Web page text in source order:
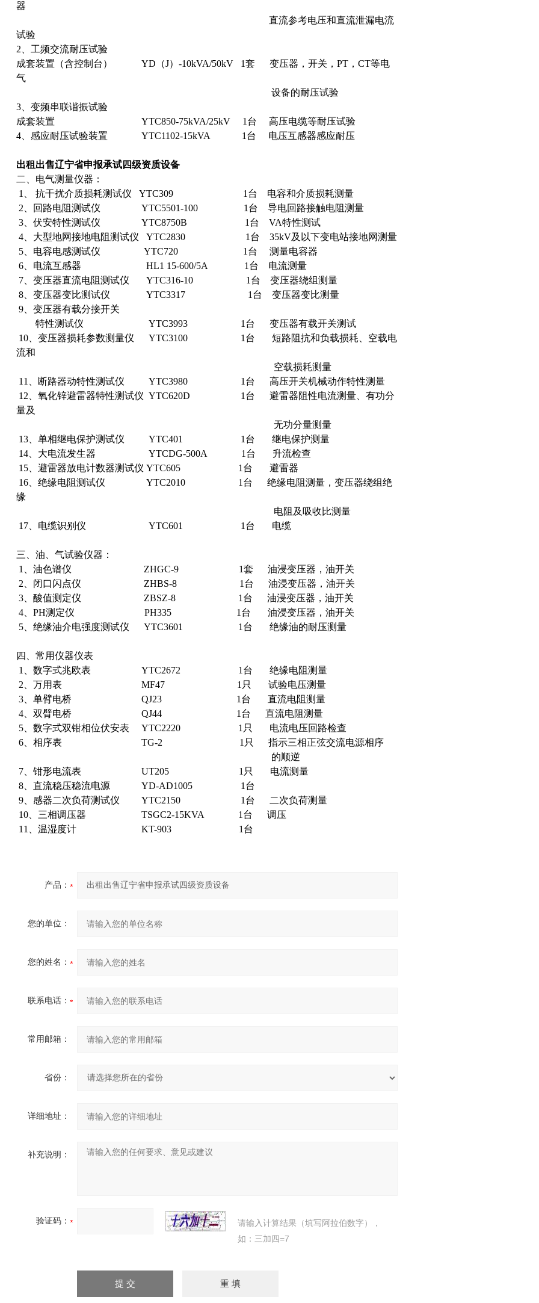
器
直流参考电压和直流泄漏电流
试验
2、工频交流耐压试验
成套装置（含控制台） YD（J）-10kVA/50kV 1套 变压器，开关，PT，CT等电
气
设备的耐压试验
3、变频串联谐振试验
成套装置 YTC850-75kVA/25kV 1台 高压电缆等耐压试验
4、感应耐压试验装置 YTC1102-15kVA 1台 电压互感器感应耐压
出租出售辽宁省申报承试四级资质设备
二、电气测量仪器：
1、 抗干扰介质损耗测试仪 YTC309 1台 电容和介质损耗测量
2、回路电阻测试仪 YTC5501-100 1台 导电回路接触电阻测量
3、伏安特性测试仪 YTC8750B 1台 VA特性测试
4、大型地网接地电阻测试仪 YTC2830 1台 35kV及以下变电站接地网测量
5、电容电感测试仪 YTC720 1台 测量电容器
6、电流互感器 HL1 15-600/5A 1台 电流测量
7、变压器直流电阻测试仪 YTC316-10 1台 变压器绕组测量
8、变压器变比测试仪 YTC3317 1台 变压器变比测量
9、变压器有载分接开关
特性测试仪 YTC3993 1台 变压器有载开关测试
10、变压器损耗参数测量仪 YTC3100 1台 短路阻抗和负载损耗、空载电
流和
空载损耗测量
11、断路器动特性测试仪 YTC3980 1台 高压开关机械动作特性测量
12、氧化锌避雷器特性测试仪 YTC620D 1台 避雷器阻性电流测量、有功分
量及
无功分量测量
13、单相继电保护测试仪 YTC401 1台 继电保护测量
14、大电流发生器 YTCDG-500A 1台 升流检查
15、避雷器放电计数器测试仪 YTC605 1台 避雷器
16、绝缘电阻测试仪 YTC2010 1台 绝缘电阻测量，变压器绕组绝
缘
电阻及吸收比测量
17、电缆识别仪 YTC601 1台 电缆
三、油、气试验仪器：
1、油色谱仪 ZHGC-9 1套 油浸变压器，油开关
2、闭口闪点仪 ZHBS-8 1台 油浸变压器，油开关
3、酸值测定仪 ZBSZ-8 1台 油浸变压器，油开关
4、PH测定仪 PH335 1台 油浸变压器，油开关
5、绝缘油介电强度测试仪 YTC3601 1台 绝缘油的耐压测量
四、常用仪器仪表
1、数字式兆欧表 YTC2672 1台 绝缘电阻测量
2、万用表 MF47 1只 试验电压测量
3、单臂电桥 QJ23 1台 直流电阻测量
4、双臂电桥 QJ44 1台 直流电阻测量
5、数字式双钳相位伏安表 YTC2220 1只 电流电压回路检查
6、相序表 TG-2 1只 指示三相正弦交流电源相序
的顺逆
7、钳形电流表 UT205 1只 电流测量
8、直流稳压稳流电源 YD-AD1005 1台
9、感器二次负荷测试仪 YTC2150 1台 二次负荷测量
10、三相调压器 TSGC2-15KVA 1台 调压
11、温湿度计 KT-903 1台
产品：
您的单位：
您的姓名：
联系电话：
常用邮箱：
省份：
详细地址：
补充说明：
验证码：
请输入计算结果（填写阿拉伯数字），
如：三加四=7